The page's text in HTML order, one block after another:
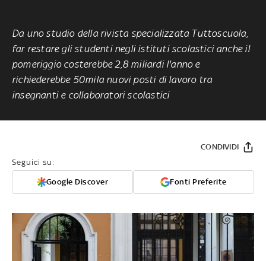
Da uno studio della rivista specializzata Tuttoscuola,
far restare gli studenti negli istituti scolastici anche il
pomeriggio costerebbe 2,8 miliardi l'anno e
richiederebbe 50mila nuovi posti di lavoro tra
insegnanti e collaboratori scolastici
Seguici su:
Google Discover Fonti Preferite
CONDIVIDI